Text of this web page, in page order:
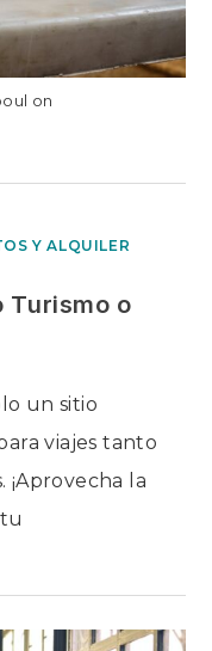
on
Y ALQUILER
Turismo o
un sitio
viajes tanto
la